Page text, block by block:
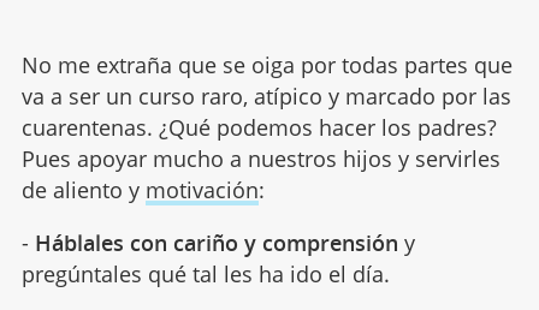
No me extraña que se oiga por todas partes que
va a ser un curso raro, atípico y marcado por las
cuarentenas. ¿Qué podemos hacer los padres?
Pues apoyar mucho a nuestros hijos y servirles
de aliento y motivación:
- Háblales con cariño y comprensión y
pregúntales qué tal les ha ido el día.